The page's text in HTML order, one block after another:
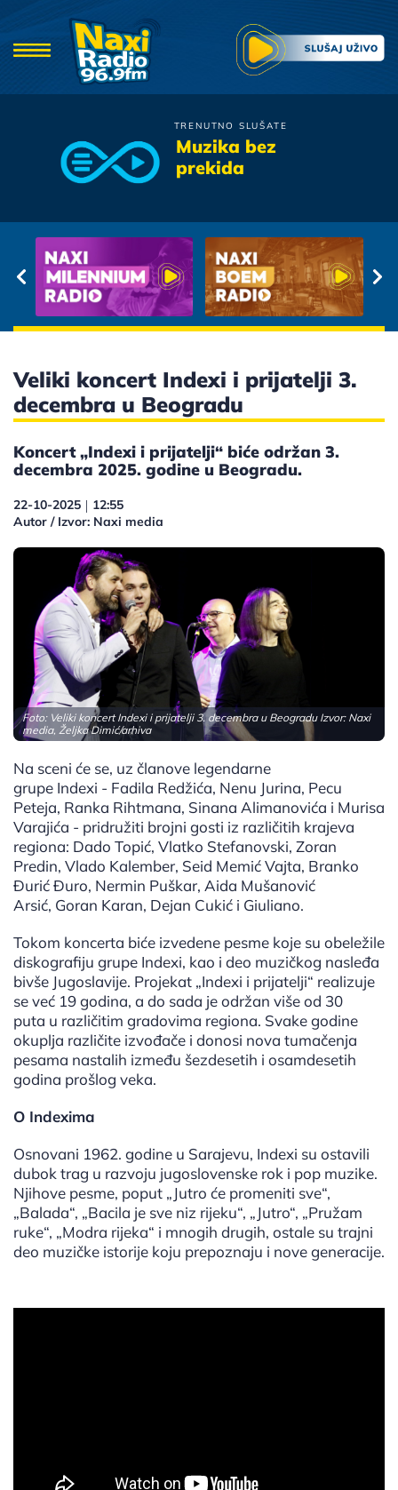
TRENUTNO SLUŠATE
Muzika bez
prekida
Prljavo Kazaliste
Veliki koncert Indexi i prijatelji 3.
decembra u Beogradu
Koncert „Indexi i prijatelji“ biće održan 3.
decembra 2025. godine u Beogradu.
22-10-2025 | 12:55
Autor / Izvor: Naxi media
Foto: Veliki koncert Indexi i prijatelji 3. decembra u Beogradu Izvor: Naxi
media, Željka Dimić/arhiva
Na sceni će se, uz članove legendarne
grupe Indexi - Fadila Redžića, Nenu Jurina, Pecu
Peteja, Ranka Rihtmana, Sinana Alimanovića i Murisa
Varajića - pridružiti brojni gosti iz različitih krajeva
regiona: Dado Topić, Vlatko Stefanovski, Zoran
Predin, Vlado Kalember, Seid Memić Vajta, Branko
Đurić Đuro, Nermin Puškar, Aida Mušanović
Arsić, Goran Karan, Dejan Cukić i Giuliano.
Tokom koncerta biće izvedene pesme koje su obeležile
diskografiju grupe Indexi, kao i deo muzičkog nasleđa
bivše Jugoslavije. Projekat „Indexi i prijatelji“ realizuje
se već 19 godina, a do sada je održan više od 30
puta u različitim gradovima regiona. Svake godine
okuplja različite izvođače i donosi nova tumačenja
pesama nastalih između šezdesetih i osamdesetih
godina prošlog veka.
O Indexima
Osnovani 1962. godine u Sarajevu, Indexi su ostavili
dubok trag u razvoju jugoslovenske rok i pop muzike.
Njihove pesme, poput „Jutro će promeniti sve“,
„Balada“, „Bacila je sve niz rijeku“, „Jutro“, „Pružam
ruke“, „Modra rijeka“ i mnogih drugih, ostale su trajni
deo muzičke istorije koju prepoznaju i nove generacije.